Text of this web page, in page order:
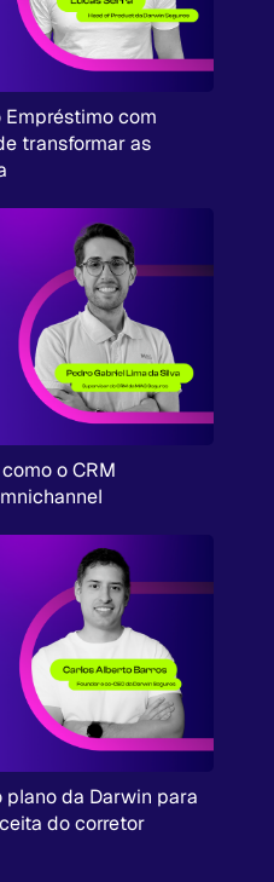
Empréstimo com
transformar as
o CRM
plano da Darwin para
do corretor